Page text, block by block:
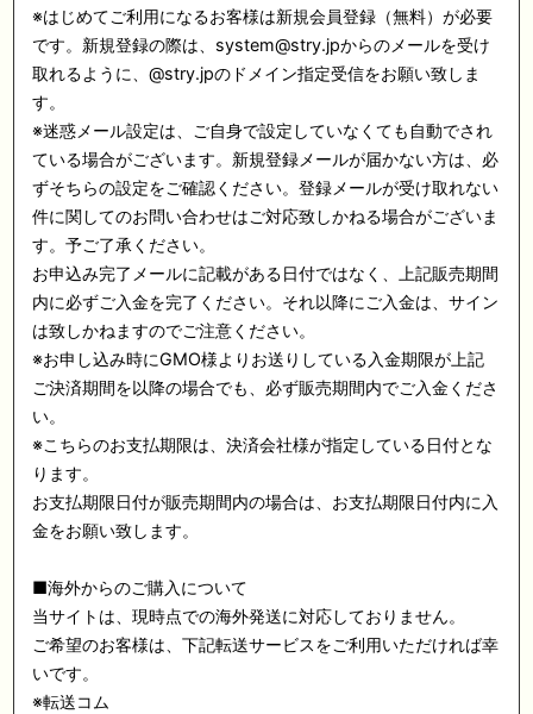
※はじめてご利用になるお客様は新規会員登録（無料）が必要
です。新規登録の際は、system@stry.jpからのメールを受け
取れるように、@stry.jpのドメイン指定受信をお願い致しま
す。
※迷惑メール設定は、ご自身で設定していなくても自動でされ
ている場合がございます。新規登録メールが届かない方は、必
ずそちらの設定をご確認ください。登録メールが受け取れない
件に関してのお問い合わせはご対応致しかねる場合がございま
す。予ご了承ください。
お申込み完了メールに記載がある日付ではなく、上記販売期間
内に必ずご入金を完了ください。それ以降にご入金は、サイン
は致しかねますのでご注意ください。
※お申し込み時にGMO様よりお送りしている入金期限が上記
ご決済期間を以降の場合でも、必ず販売期間内でご入金くださ
い。
※こちらのお支払期限は、決済会社様が指定している日付とな
ります。
お支払期限日付が販売期間内の場合は、お支払期限日付内に入
金をお願い致します。
■海外からのご購入について
当サイトは、現時点での海外発送に対応しておりません。
ご希望のお客様は、下記転送サービスをご利用いただければ幸
いです。
※転送コム